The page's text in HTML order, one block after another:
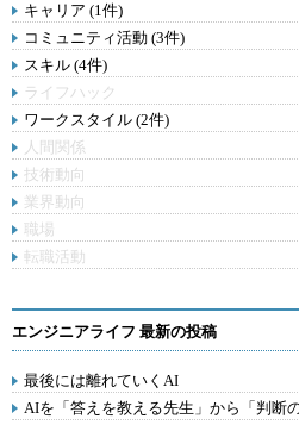
キャリア (1件)
コミュニティ活動 (3件)
スキル (4件)
ライフハック
ワークスタイル (2件)
人間関係
技術動向
業界動向
職場
転職活動
エンジニアライフ 最新の投稿
最後には離れていくAI
AIを「答えを教える先生」から「判断